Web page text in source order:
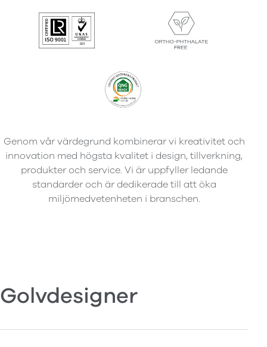
Genom vår värdegrund kombinerar vi kreativitet och
innovation med högsta kvalitet i design, tillverkning,
produkter och service. Vi är uppfyller ledande
standarder och är dedikerade till att öka
miljömedvetenheten i branschen.
Golvdesigner